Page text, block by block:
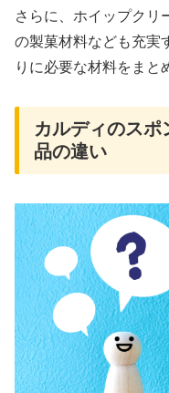
さらに、ホイップクリ
の製菓材料なども充実
りに必要な材料をまと
カルディのス
品の違い